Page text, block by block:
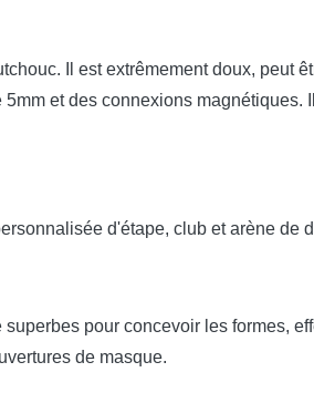
Il est extrêmement doux, peut
et des connexions magnétiques.
d'étape, club et arène de
pour concevoir les formes,
de masque.